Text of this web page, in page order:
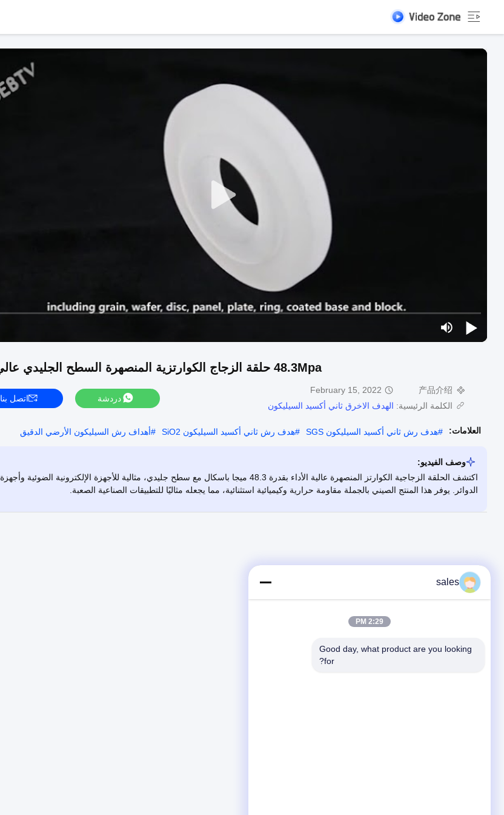
48.3Mpa حلقة الزجاج الكوارتزية المنصهرة السطح الجليدي عالي الأداء
产品介绍
February 15, 2022
الكلمة الرئيسية: الهدف الاخرق ثاني أكسيد السيليكون
دردشة اتصل بنا
العلامات: #هدف رش ثاني أكسيد السيليكون SGS #هدف رش ثاني أكسيد السيليكون SiO2 #أهداف رش السيليكون الأرضي الدقيق
وصف الفيديو:
اكتشف الحلقة الزجاجية الكوارتز المنصهرة عالية الأداء بقدرة 48.3 ميجا باسكال مع سطح جليدي، مثالية للأجهزة الإلكترونية الضوئية وأجهزة
الدوائر. يوفر هذا المنتج الصيني بالجملة مقاومة حرارية وكيميائية استثنائية، مما يجعله مثاليًا للتطبيقات الصناعية الصعبة.
sales
2:29 PM
Good day, what product are you looking
for?